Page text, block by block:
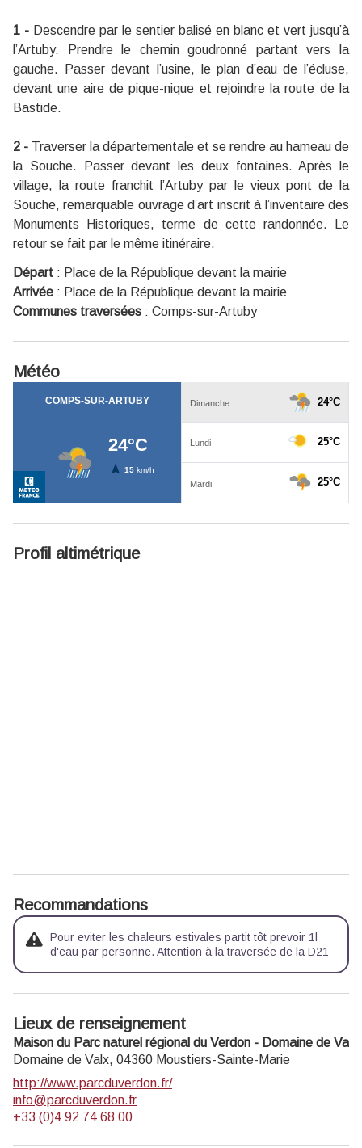
1 - Descendre par le sentier balisé en blanc et vert jusqu’à
l’Artuby. Prendre le chemin goudronné partant vers la
gauche. Passer devant l’usine, le plan d’eau de l’écluse,
devant une aire de pique-nique et rejoindre la route de la
Bastide.
2 - Traverser la départementale et se rendre au hameau de
la Souche. Passer devant les deux fontaines. Après le
village, la route franchit l’Artuby par le vieux pont de la
Souche, remarquable ouvrage d’art inscrit à l’inventaire des
Monuments Historiques, terme de cette randonnée. Le
retour se fait par le même itinéraire.
Départ : Place de la République devant la mairie
Arrivée : Place de la République devant la mairie
Communes traversées : Comps-sur-Artuby
Météo
Profil altimétrique
Recommandations
Pour eviter les chaleurs estivales partit tôt prevoir 1l
d'eau par personne. Attention à la traversée de la D21
Lieux de renseignement
Maison du Parc naturel régional du Verdon - Domaine de Valx
Domaine de Valx, 04360 Moustiers-Sainte-Marie
http://www.parcduverdon.fr/
info@parcduverdon.fr
+33 (0)4 92 74 68 00